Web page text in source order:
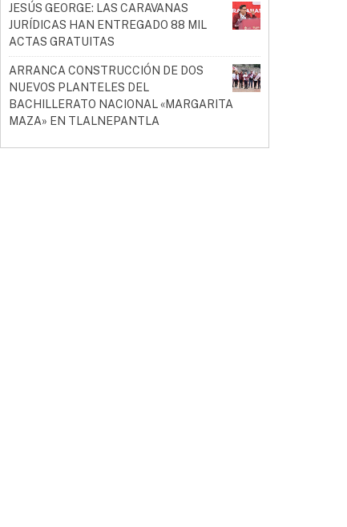
JESÚS GEORGE: LAS CARAVANAS
JURÍDICAS HAN ENTREGADO 88 MIL
ACTAS GRATUITAS
ARRANCA CONSTRUCCIÓN DE DOS
NUEVOS PLANTELES DEL
BACHILLERATO NACIONAL «MARGARITA
MAZA» EN TLALNEPANTLA